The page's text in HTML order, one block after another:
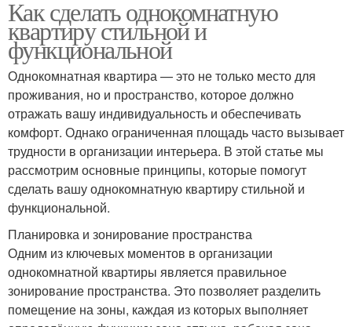
Как сделать однокомнатную
квартиру стильной и
функциональной
Однокомнатная квартира — это не только место для
проживания, но и пространство, которое должно
отражать вашу индивидуальность и обеспечивать
комфорт. Однако ограниченная площадь часто вызывает
трудности в организации интерьера. В этой статье мы
рассмотрим основные принципы, которые помогут
сделать вашу однокомнатную квартиру стильной и
функциональной.
Планировка и зонирование пространства
Одним из ключевых моментов в организации
однокомнатной квартиры является правильное
зонирование пространства. Это позволяет разделить
помещение на зоны, каждая из которых выполняет